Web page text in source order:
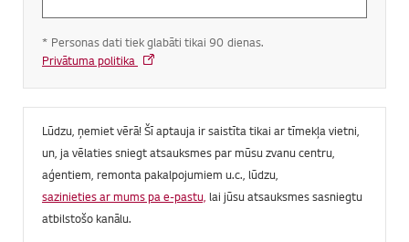
* Personas dati tiek glabāti tikai 90 dienas.
Privātuma politika
Lūdzu, ņemiet vērā! Šī aptauja ir saistīta tikai ar tīmekļa vietni,
un, ja vēlaties sniegt atsauksmes par mūsu zvanu centru,
aģentiem, remonta pakalpojumiem u.c., lūdzu,
sazinieties ar mums pa e-pastu, lai jūsu atsauksmes sasniegtu
atbilstošo kanālu.